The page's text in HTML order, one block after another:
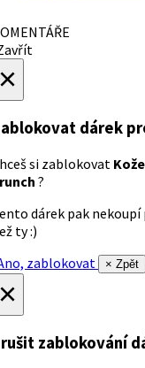
dárek
si zablokovat
?
dárek pak nekoupí
ty :)
zablokovat
× Zpět
zablokování